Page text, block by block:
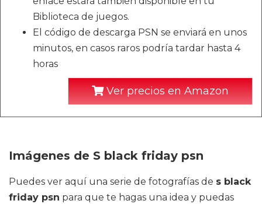
Biblioteca de juegos.
El código de descarga PSN se enviará en unos
minutos, en casos raros podría tardar hasta 4
horas
Ver precios en Amazon
Imágenes de S black friday psn
Puedes ver aquí una serie de fotografías de s black
friday psn para que te hagas una idea y puedas